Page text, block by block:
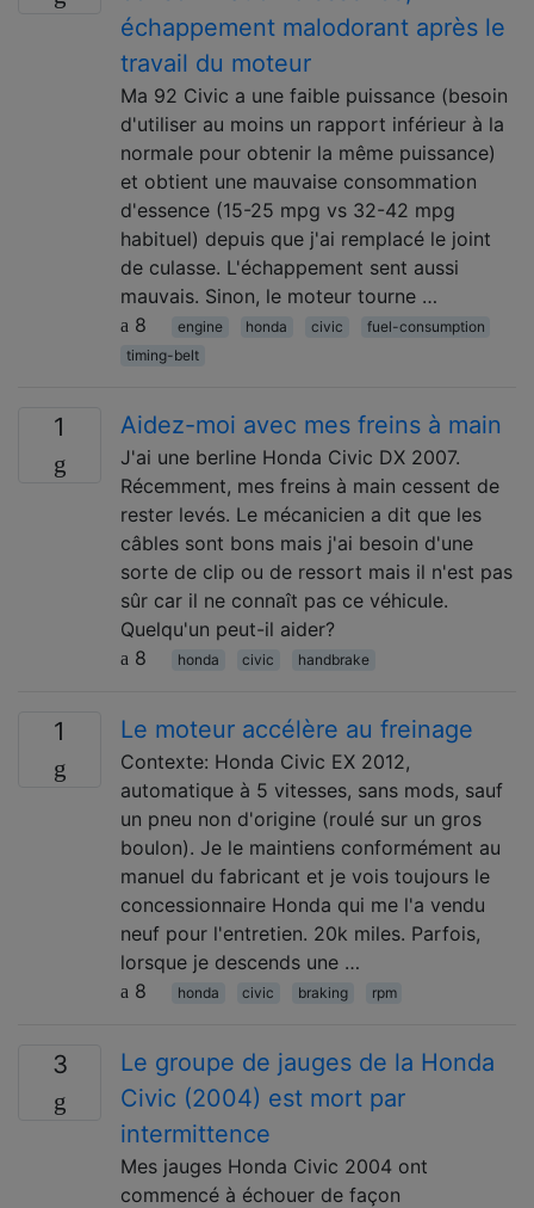
échappement malodorant après le
travail du moteur
Ma 92 Civic a une faible puissance (besoin
d'utiliser au moins un rapport inférieur à la
normale pour obtenir la même puissance)
et obtient une mauvaise consommation
d'essence (15-25 mpg vs 32-42 mpg
habituel) depuis que j'ai remplacé le joint
de culasse. L'échappement sent aussi
mauvais. Sinon, le moteur tourne …
8
engine honda civic
fuel-consumption
timing-belt
1 Aidez-moi avec mes freins à main
J'ai une berline Honda Civic DX 2007.
Récemment, mes freins à main cessent de
rester levés. Le mécanicien a dit que les
câbles sont bons mais j'ai besoin d'une
sorte de clip ou de ressort mais il n'est pas
sûr car il ne connaît pas ce véhicule.
Quelqu'un peut-il aider?
8
honda civic handbrake
1 Le moteur accélère au freinage
Contexte: Honda Civic EX 2012,
automatique à 5 vitesses, sans mods, sauf
un pneu non d'origine (roulé sur un gros
boulon). Je le maintiens conformément au
manuel du fabricant et je vois toujours le
concessionnaire Honda qui me l'a vendu
neuf pour l'entretien. 20k miles. Parfois,
lorsque je descends une …
8
honda civic braking rpm
3
Le groupe de jauges de la Honda
Civic (2004) est mort par
intermittence
Mes jauges Honda Civic 2004 ont
commencé à échouer de façon